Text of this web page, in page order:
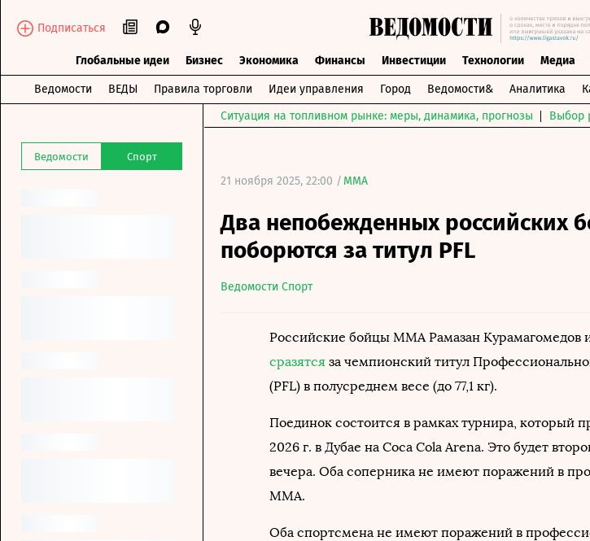
Подписаться
Глобальные идеи Бизнес Экономика Финансы Инвестиции Технологии Медиа
Ведомости ВЕДЫ Правила торговли Идеи управления Город Ведомости& Аналитика
Ведомости Спорт
Ситуация на топливном рынке: меры, динамика, прогнозы Выбор
21 ноября 2025, 22:00 / MMA
Два непобежденных российских
поборются за титул PFL
Ведомости Спорт
Российские бойцы MMA Рамазан
сразятся за чемпионский титул
(PFL) в полусреднем весе (до 77,1 кг).
Поединок состоится в рамках турнира, который
2026 г. в Дубае на Coca Cola Arena. Это будет
вечера. Оба соперника не имеют поражений в
ММА.
Оба спортсмена не имеют поражений в